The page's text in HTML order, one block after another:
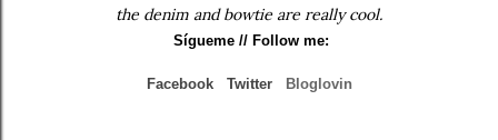
the denim and bowtie are really cool.
Sígueme // Follow me:
Facebook Twitter Bloglovin